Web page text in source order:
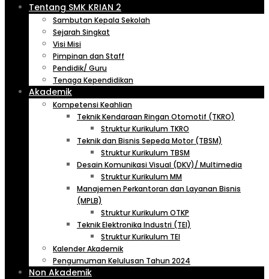
Tentang SMK KRIAN 2
Sambutan Kepala Sekolah
Sejarah Singkat
Visi Misi
Pimpinan dan Staff
Pendidik/ Guru
Tenaga Kependidikan
Akademik
Kompetensi Keahlian
Teknik Kendaraan Ringan Otomotif (TKRO)
Struktur Kurikulum TKRO
Teknik dan Bisnis Sepeda Motor (TBSM)
Struktur Kurikulum TBSM
Desain Komunikasi Visual (DKV)/ Multimedia
Struktur Kurikulum MM
Manajemen Perkantoran dan Layanan Bisnis
(MPLB)
Struktur Kurikulum OTKP
Teknik Elektronika Industri (TEI)
Struktur Kurikulum TEI
Kalender Akademik
Pengumuman Kelulusan Tahun 2024
Non Akademik